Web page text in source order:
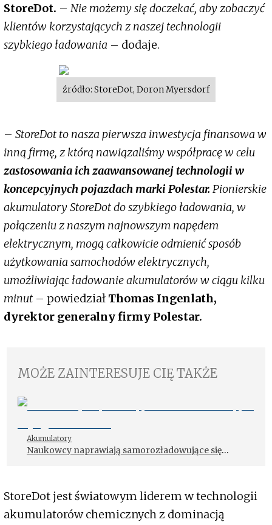
StoreDot. – Nie możemy się doczekać, aby zobaczyć
klientów korzystających z naszej technologii
szybkiego ładowania – dodaje.
źródło: StoreDot, Doron Myersdorf
– StoreDot to nasza pierwsza inwestycja finansowa w
inną firmę, z którą nawiązaliśmy współpracę w celu
zastosowania ich zaawansowanej technologii w
koncepcyjnych pojazdach marki Polestar. Pionierskie
akumulatory StoreDot do szybkiego ładowania, w
połączeniu z naszym najnowszym napędem
elektrycznym, mogą całkowicie odmienić sposób
użytkowania samochodów elektrycznych,
umożliwiając ładowanie akumulatorów w ciągu kilku
minut – powiedział Thomas Ingenlath,
dyrektor generalny firmy Polestar.
MOŻE ZAINTERESUJE CIĘ TAKŻE
Akumulatory
Naukowcy naprawiają samorozładowujące się
StoreDot jest światowym liderem w technologii
akumulatorów chemicznych z dominacją